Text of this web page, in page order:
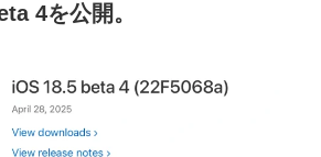
4を公開。